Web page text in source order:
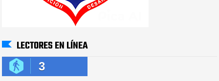
LECTORES EN LÍNEA
3